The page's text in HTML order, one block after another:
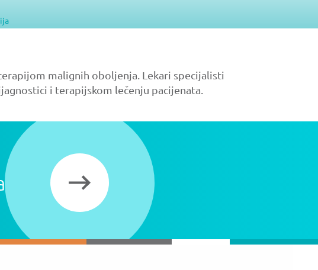
malignih oboljenja. Lekari specijalisti
i terapijskom lečenju pacijenata.